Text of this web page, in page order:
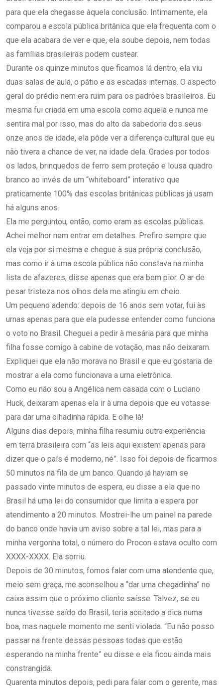
para que ela chegasse àquela conclusão. Intimamente, ela
comparou a escola pública britânica que ela frequenta com o
que ela acabara de ver e que, ela soube depois, nem todas
as famílias brasileiras podem custear.
Durante os quinze minutos que ficamos lá dentro, ela viu
duas salas de aula, o pátio e as escadas internas. O aspecto
geral do prédio nem era ruim para os padrões brasileiros. Eu
mesma fui criada em uma escola como aquela e nunca me
sentira mal por isso, mas do alto da sabedoria dos seus
onze anos de idade, ela pôde ver a diferença cultural que eu
não tivera a chance de ver, na idade dela. Grades por todos
os lados, brinquedos de ferro sem proteção e lousa quadro
branco ao invés de um “whiteboard” interativo que
praticamente 100% das escolas britânicas públicas já usam
há alguns anos.
Ela me perguntou, então, como eram as escolas públicas.
Achei melhor nem entrar em detalhes. Prefiro sempre que
ela veja por si mesma e chegue à sua própria conclusão,
mas como ir à uma escola pública não constava na minha
lista de afazeres, disse apenas que era bem pior. O ar de
pesar tristeza nos olhos dela me atingiu em cheio.
Um pequeno adendo: depois de 16 anos sem votar, fui às
urnas apenas para que ela pudesse entender como funciona
o voto no Brasil. Cheguei a pedir à mesária para que minha
filha fosse comigo à cabine de votação, mas não deixaram.
Expliquei que ela não morava no Brasil e que eu gostaria de
mostrar a ela como funcionava a urna eletrônica.
Como eu não sou a Angélica nem casada com o Luciano
Huck, deixaram apenas ela ir à urna depois que eu votasse
para dar uma olhadinha rápida. E olhe lá!
Alguns dias depois, minha filha resumiu outra experiência
em terra brasileira com “as leis aqui existem apenas para
dizer que o país é moderno, né”. Isso foi depois de ficarmos
50 minutos na fila de um banco. Quando já haviam se
passado vinte minutos de espera, eu disse a ela que no
Brasil há uma lei do consumidor que limita a espera por
atendimento a 20 minutos. Mostrei-lhe um painel na parede
do banco onde havia um aviso sobre a tal lei, mas para a
minha vergonha total, o número do Procon estava oculto com
XXXX-XXXX. Ela sorriu.
Depois de 30 minutos, fomos falar com uma atendente que,
meio sem graça, me aconselhou a “dar uma chegadinha” no
caixa assim que o próximo cliente saísse. Talvez, se eu
nunca tivesse saído do Brasil, teria aceitado a dica numa
boa, mas naquele momento me senti violada. “Eu não posso
passar na frente dessas pessoas todas que estão
esperando na minha frente” eu disse e ela ficou ainda mais
constrangida.
Quarenta minutos depois, pedi para falar com o gerente, mas